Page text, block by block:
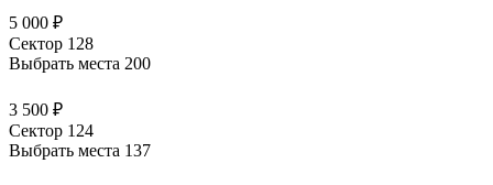
5 000 ₽
Сектор 128
Выбрать места 200
3 500 ₽
Сектор 124
Выбрать места 137